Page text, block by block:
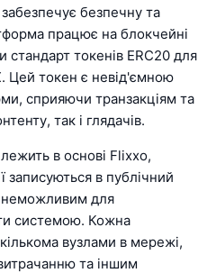
безпечну та
працює на блокчейні
токенів ERC20 для
Цей токен є невід'ємною
сприяючи транзакціям та
так і глядачів.
в основі Flixxo,
записуються в публічний
для
системою. Кожна
вузлами в мережі,
та іншим